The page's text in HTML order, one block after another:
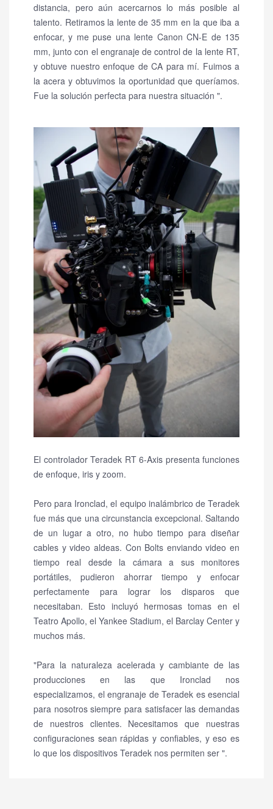
distancia, pero aún acercarnos lo más posible al
talento. Retiramos la lente de 35 mm en la que iba a
enfocar, y me puse una lente Canon CN-E de 135
mm, junto con el engranaje de control de la lente RT,
y obtuve nuestro enfoque de CA para mí. Fuimos a
la acera y obtuvimos la oportunidad que queríamos.
Fue la solución perfecta para nuestra situación ".
El controlador Teradek RT 6-Axis presenta funciones
de enfoque, iris y zoom.
Pero para Ironclad, el equipo inalámbrico de Teradek
fue más que una circunstancia excepcional. Saltando
de un lugar a otro, no hubo tiempo para diseñar
cables y video aldeas. Con Bolts enviando video en
tiempo real desde la cámara a sus monitores
portátiles, pudieron ahorrar tiempo y enfocar
perfectamente para lograr los disparos que
necesitaban. Esto incluyó hermosas tomas en el
Teatro Apollo, el Yankee Stadium, el Barclay Center y
muchos más.
"Para la naturaleza acelerada y cambiante de las
producciones en las que Ironclad nos
especializamos, el engranaje de Teradek es esencial
para nosotros siempre para satisfacer las demandas
de nuestros clientes. Necesitamos que nuestras
configuraciones sean rápidas y confiables, y eso es
lo que los dispositivos Teradek nos permiten ser ".